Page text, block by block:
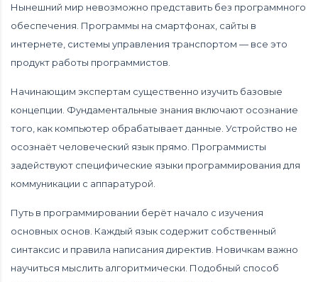
Нынешний мир невозможно представить без программного
обеспечения. Программы на смартфонах, сайты в
интернете, системы управления транспортом — все это
продукт работы программистов.
Начинающим экспертам существенно изучить базовые
концепции. Фундаментальные знания включают осознание
того, как компьютер обрабатывает данные. Устройство не
осознаёт человеческий язык прямо. Программисты
задействуют специфические языки программирования для
коммуникации с аппаратурой.
Путь в программировании берёт начало с изучения
основных основ. Каждый язык содержит собственный
синтаксис и правила написания директив. Новичкам важно
научиться мыслить алгоритмически. Подобный способ